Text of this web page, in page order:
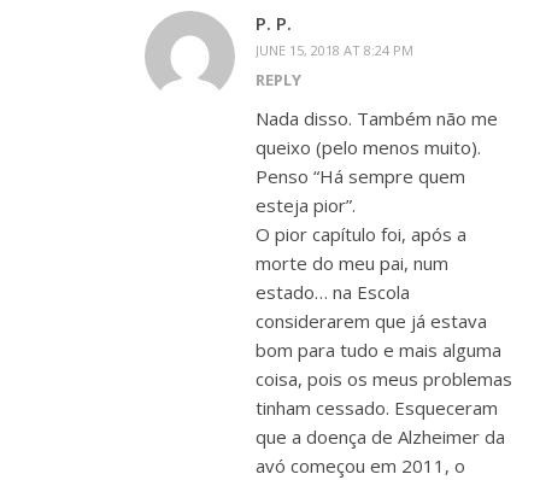
P. P.
JUNE 15, 2018 AT 8:24 PM
REPLY
Nada disso. Também não me
queixo (pelo menos muito).
Penso “Há sempre quem
esteja pior”.
O pior capítulo foi, após a
morte do meu pai, num
estado… na Escola
considerarem que já estava
bom para tudo e mais alguma
coisa, pois os meus problemas
tinham cessado. Esqueceram
que a doença de Alzheimer da
avó começou em 2011, o